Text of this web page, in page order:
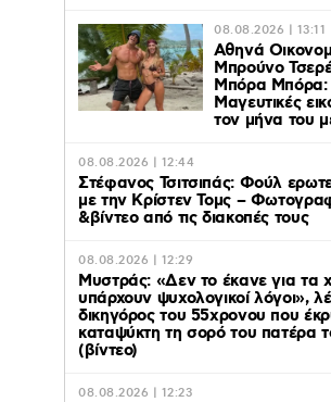
08.08.2026 | 13:11
Αθηνά
Μπρούνο
Μπόρα Μπόρα:
Mαγευτικές
τον μήνα του
08.08.2026 | 12:44
Στέφανος Τσιτσιπάς: Φούλ
με την Κρίστεν Τομς –
&βίντεο από τις διακοπές τους
08.08.2026 | 12:29
Μυστράς: «Δεν το έκανε για τα
υπάρχουν ψυχολογικοί λόγοι»,
δικηγόρος του 55χρονου που
καταψύκτη τη σορό του πατέρα
(βίντεο)
08.08.2026 | 12:23